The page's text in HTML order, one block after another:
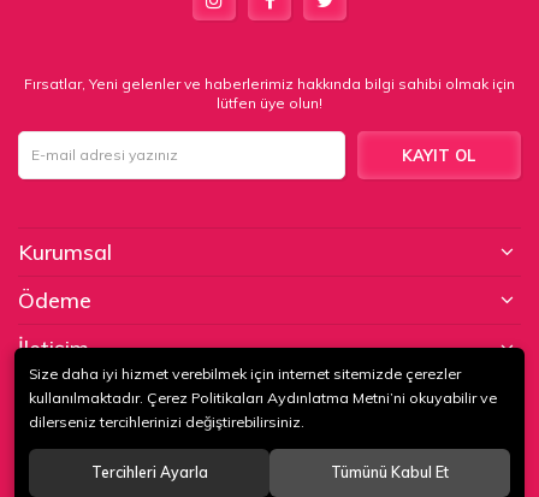
Fırsatlar, Yeni gelenler ve haberlerimiz hakkında bilgi sahibi olmak için
lütfen üye olun!
KAYIT OL
Kurumsal
Ödeme
İletişim
© 2020KAPTAN KUNDURA DERİ MAMÜLLERİ KONF. TİC. VE SAN. LTD.
ŞTİ. Tüm hakları saklıdır.
Size daha iyi hizmet verebilmek için internet sitemizde çerezler
kullanılmaktadır. Çerez Politikaları Aydınlatma Metni’ni okuyabilir ve
dilerseniz tercihlerinizi değiştirebilirsiniz.
Tercihleri Ayarla Tümünü Kabul Et